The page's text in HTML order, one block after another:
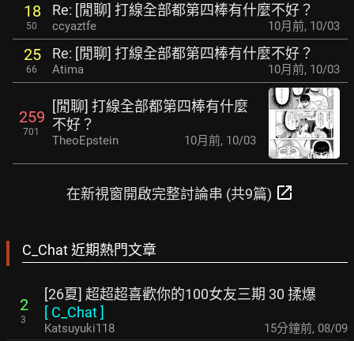
18
50
Re: [閒聊] 打線全部都第四棒有什麼不好？
ccyaztfe 10月前, 10/03
25
66
Re: [閒聊] 打線全部都第四棒有什麼不好？
Atima 10月前, 10/03
259
701
[閒聊] 打線全部都第四棒有什麼
不好？
TheoEpstein 10月前, 10/03
在新視窗開啟完整討論串 (共9篇) open_in_new
C_Chat 近期熱門文章
2
3
[26夏] 超超超喜歡你的100女友三期 30 揉爆
[ C_Chat]
Katsuyuki118 16分鐘前, 08/09